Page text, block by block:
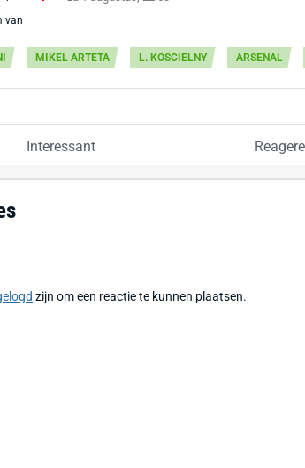
MIKEL ARTETA L. KOSCIELNY ARSENAL
Interessant
zijn om een reactie te kunnen plaatsen.